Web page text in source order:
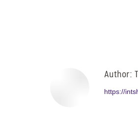
Author:
https://